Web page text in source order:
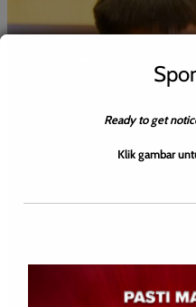
Ready to get
Klik gambar